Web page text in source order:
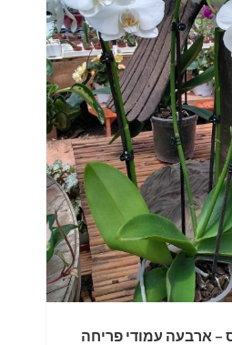
– ארבעה עמודי פריחה